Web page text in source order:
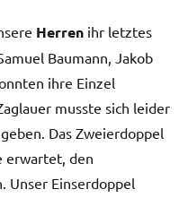
Herren ihr letztes
Baumann, Jakob
ihre Einzel
musste sich leider
Das Zweierdoppel
erwartet, den
Unser Einserdoppel